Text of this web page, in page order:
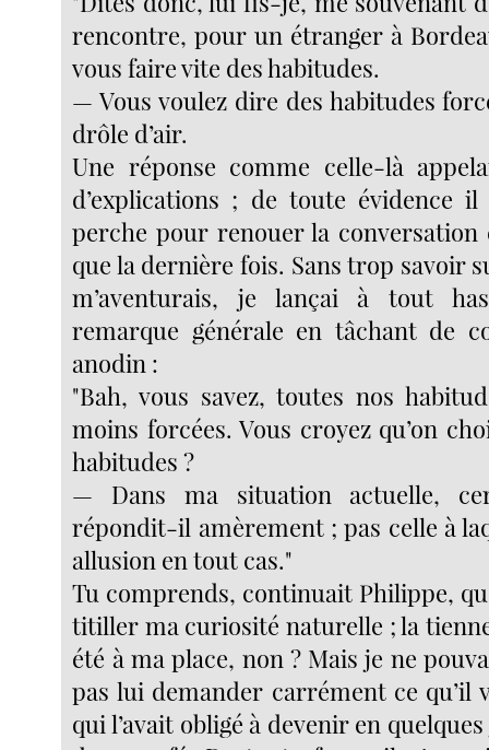
rencontre, pour un étranger à
vous faire vite des habitudes.
— Vous voulez dire des habitudes
drôle d’air.
Une réponse comme celle-là
d’explications ; de toute évidence
perche pour renouer la
que la dernière fois. Sans trop savoir
m’aventurais, je lançai à tout
remarque générale en tâchant de
anodin :
"Bah, vous savez, toutes nos
moins forcées. Vous croyez qu’on
habitudes ?
— Dans ma situation actuelle,
répondit-il amèrement ; pas celle à
allusion en tout cas."
Tu comprends, continuait Philippe,
titiller ma curiosité naturelle ; la
été à ma place, non ? Mais je ne
pas lui demander carrément ce qu’il
qui l’avait obligé à devenir en